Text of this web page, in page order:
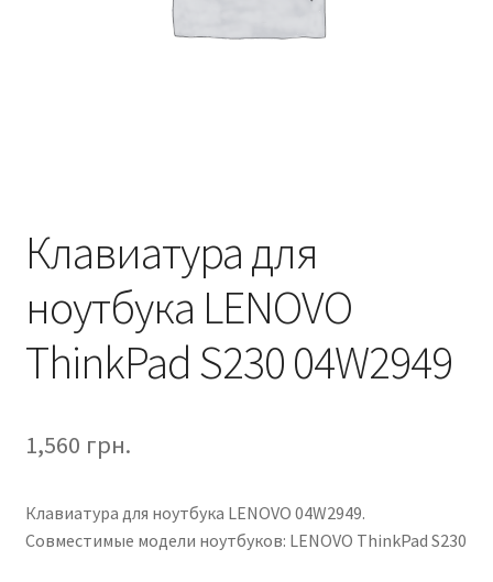
Клавиатура для
ноутбука LENOVO
ThinkPad S230 04W2949
1,560 грн.
Клавиатура для ноутбука LENOVO 04W2949.
Совместимые модели ноутбуков: LENOVO ThinkPad S230